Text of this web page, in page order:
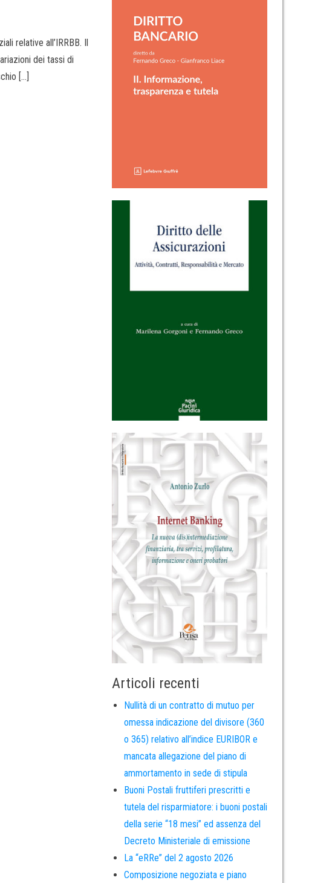
relative all’IRRBB. Il
dei tassi di
[…]
Articoli recenti
Nullità di un contratto di mutuo per
omessa indicazione del divisore (360
o 365) relativo all’indice EURIBOR e
mancata allegazione del piano di
ammortamento in sede di stipula
Buoni Postali fruttiferi prescritti e
tutela del risparmiatore: i buoni postali
della serie “18 mesi” ed assenza del
Decreto Ministeriale di emissione
La “eRRe” del 2 agosto 2026
Composizione negoziata e piano